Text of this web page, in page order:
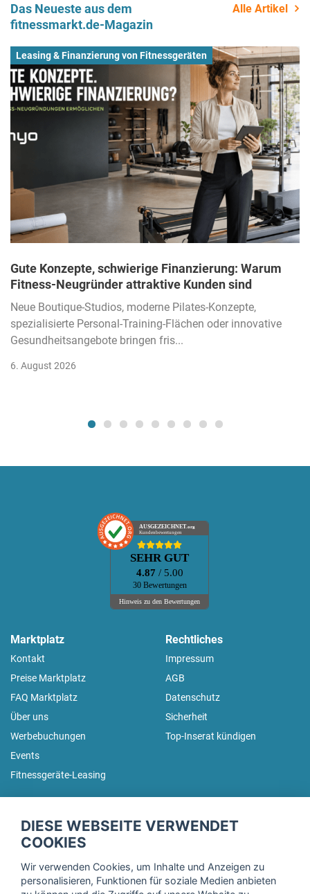
Das Neueste aus dem
fitnessmarkt.de-Magazin
Alle Artikel
Leasing & Finanzierung von Fitnessgeräten
Gute Konzepte, schwierige Finanzierung: Warum
Fitness-Neugründer attraktive Kunden sind
Neue Boutique-Studios, moderne Pilates-Konzepte,
spezialisierte Personal-Training-Flächen oder innovative
Gesundheitsangebote bringen fris...
6. August 2026
AUSGEZEICHNET.org
Kundenbewertungen
SEHR GUT
4.87 / 5.00
30 Bewertungen
Hinweis zu den Bewertungen
Marktplatz
Kontakt
Preise Marktplatz
FAQ Marktplatz
Über uns
Werbebuchungen
Events
Fitnessgeräte-Leasing
Rechtliches
Impressum
AGB
Datenschutz
Sicherheit
Top-Inserat kündigen
Trage dich hier für unseren Newsletter ein und erhalte regelmäßig
DIESE WEBSEITE VERWENDET
COOKIES
Wir verwenden Cookies, um Inhalte und Anzeigen zu
personalisieren, Funktionen für soziale Medien anbieten